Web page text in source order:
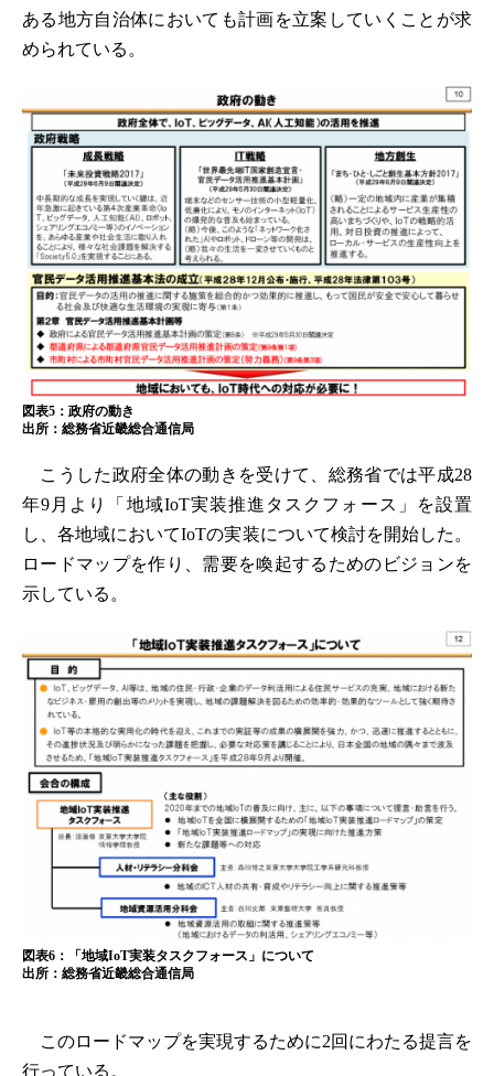
ある地方自治体においても計画を立案していくことが求
められている。
図表5：政府の動き
出所：総務省近畿総合通信局
こうした政府全体の動きを受けて、総務省では平成28
年9月より「地域IoT実装推進タスクフォース」を設置
し、各地域においてIoTの実装について検討を開始した。
ロードマップを作り、需要を喚起するためのビジョンを
示している。
図表6：「地域IoT実装タスクフォース」について
出所：総務省近畿総合通信局
このロードマップを実現するために2回にわたる提言を
行っている。